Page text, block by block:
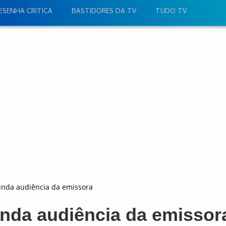
CRITICA BASTIDORES DA TV TUDO TV
audiência da emissora
audiência da